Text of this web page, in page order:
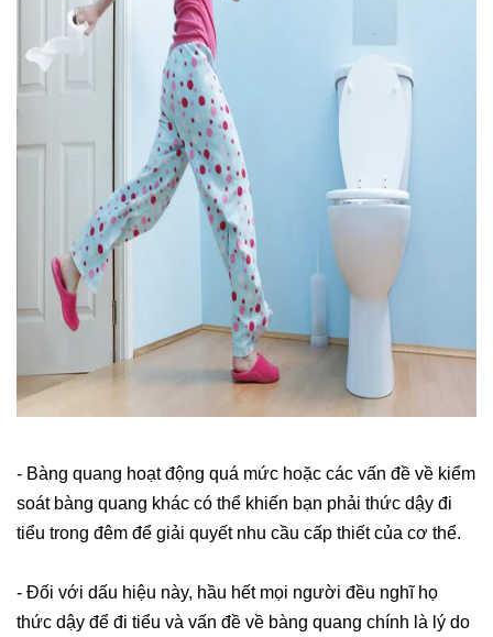
- Bàng quang hoạt động quá mức hoặc các vấn đề về kiểm
soát bàng quang khác có thể khiến bạn phải thức dậy đi
tiểu trong đêm để giải quyết nhu cầu cấp thiết của cơ thể.
- Đối với dấu hiệu này, hầu hết mọi người đều nghĩ họ
thức dậy để đi tiểu và vấn đề về bàng quang chính là lý do